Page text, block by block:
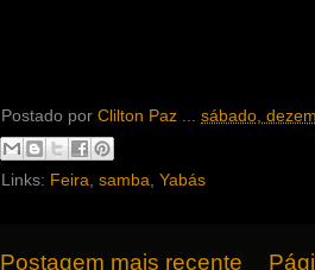
Postado por Clilton Paz sábado,
Links: Feira samba Yabás
Postagem mais recente